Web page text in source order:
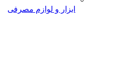
ابزار و لوازم مصرفی